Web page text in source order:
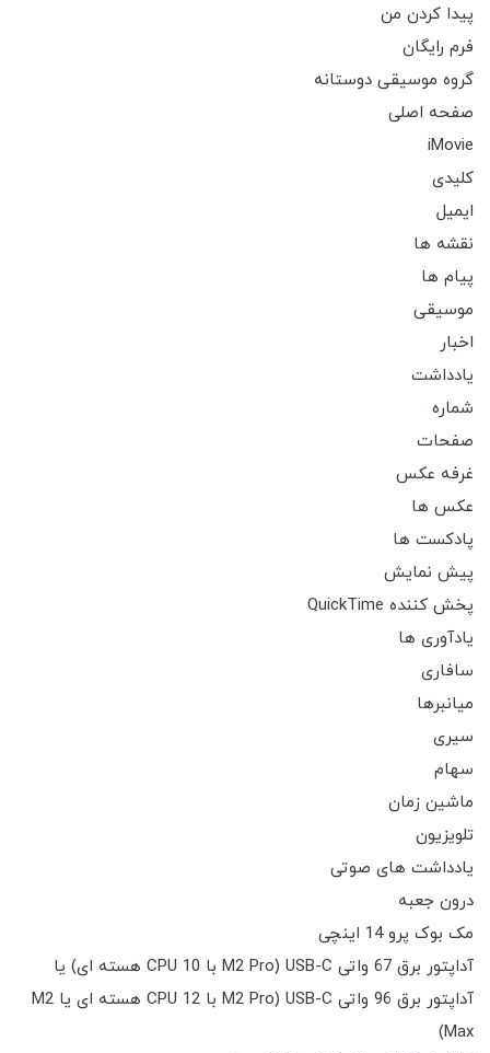
پیدا کردن من
فرم رایگان
گروه موسیقی دوستانه
صفحه اصلی
iMovie
کلیدی
ایمیل
نقشه ها
پیام ها
موسیقی
اخبار
یادداشت
شماره
صفحات
غرفه عکس
عکس ها
پادکست ها
پیش نمایش
پخش کننده QuickTime
یادآوری ها
سافاری
میانبرها
سیری
سهام
ماشین زمان
تلویزیون
یادداشت های صوتی
درون جعبه
مک بوک پرو 14 اینچی
آداپتور برق 67 واتی USB-C (M2 Pro با CPU 10 هسته ای) یا
آداپتور برق 96 واتی USB-C (M2 Pro با CPU 12 هسته ای یا M2
Max)